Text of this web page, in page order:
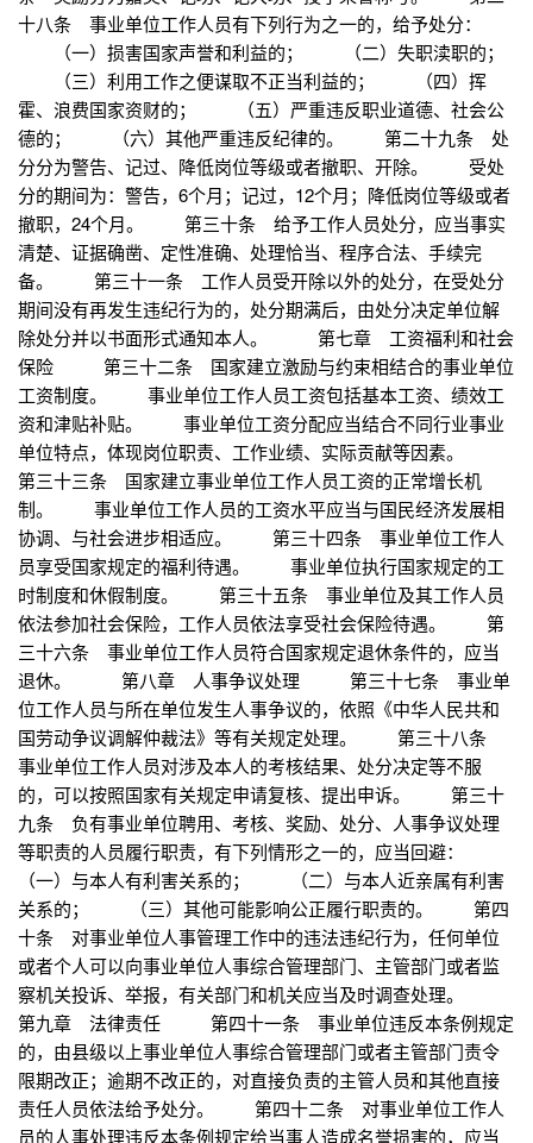
十八条 事业单位工作人员有下列行为之一的，给予处分：
（一）损害国家声誉和利益的； （二）失职渎职的；
（三）利用工作之便谋取不正当利益的； （四）挥
霍、浪费国家资财的； （五）严重违反职业道德、社会公
德的； （六）其他严重违反纪律的。 第二十九条 处
分分为警告、记过、降低岗位等级或者撤职、开除。 受处
分的期间为：警告，6个月；记过，12个月；降低岗位等级或者
撤职，24个月。 第三十条 给予工作人员处分，应当事实
清楚、证据确凿、定性准确、处理恰当、程序合法、手续完
备。 第三十一条 工作人员受开除以外的处分，在受处分
期间没有再发生违纪行为的，处分期满后，由处分决定单位解
除处分并以书面形式通知本人。 第七章 工资福利和社会
保险 第三十二条 国家建立激励与约束相结合的事业单位
工资制度。 事业单位工作人员工资包括基本工资、绩效工
资和津贴补贴。 事业单位工资分配应当结合不同行业事业
单位特点，体现岗位职责、工作业绩、实际贡献等因素。
第三十三条 国家建立事业单位工作人员工资的正常增长机
制。 事业单位工作人员的工资水平应当与国民经济发展相
协调、与社会进步相适应。 第三十四条 事业单位工作人
员享受国家规定的福利待遇。 事业单位执行国家规定的工
时制度和休假制度。 第三十五条 事业单位及其工作人员
依法参加社会保险，工作人员依法享受社会保险待遇。 第
三十六条 事业单位工作人员符合国家规定退休条件的，应当
退休。 第八章 人事争议处理 第三十七条 事业单
位工作人员与所在单位发生人事争议的，依照《中华人民共和
国劳动争议调解仲裁法》等有关规定处理。 第三十八条
事业单位工作人员对涉及本人的考核结果、处分决定等不服
的，可以按照国家有关规定申请复核、提出申诉。 第三十
九条 负有事业单位聘用、考核、奖励、处分、人事争议处理
等职责的人员履行职责，有下列情形之一的，应当回避：
（一）与本人有利害关系的； （二）与本人近亲属有利害
关系的； （三）其他可能影响公正履行职责的。 第四
十条 对事业单位人事管理工作中的违法违纪行为，任何单位
或者个人可以向事业单位人事综合管理部门、主管部门或者监
察机关投诉、举报，有关部门和机关应当及时调查处理。
第九章 法律责任 第四十一条 事业单位违反本条例规定
的，由县级以上事业单位人事综合管理部门或者主管部门责令
限期改正；逾期不改正的，对直接负责的主管人员和其他直接
责任人员依法给予处分。 第四十二条 对事业单位工作人
员的人事处理违反本条例规定给当事人造成名誉损害的，应当